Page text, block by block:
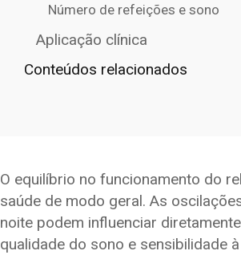
Número de refeições e sono
Aplicação clínica
Conteúdos relacionados
O equilíbrio no funcionamento do
saúde de modo geral. As
noite podem influenciar
qualidade do sono e sensibilidade